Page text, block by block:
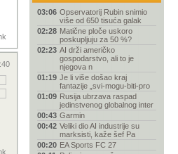
03:06 Opservatorij Rubin snimio
više od 650 tisuća galak
02:28 Matične ploče uskoro
poskupljuju za 50 %?
02:23 AI drži američko
gospodarstvo, ali to je
njegova n
01:19 Je li više došao kraj
fantazije „svi-mogu-biti-pro
01:09 Rusija ubrzava raspad
jedinstvenog globalnog inter
00:43 Garmin
00:42 Veliki dio AI industrije su
marksisti, kaže šef Pa
00:20 EA Sports FC 27